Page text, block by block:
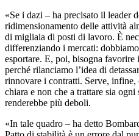
«Se i dazi – ha precisato il leader
ridimensionamento delle attività
di migliaia di posti di lavoro. È
differenziando i mercati:
esportare. E, poi, bisogna favorire
perché rilanciamo l’idea di
rinnovare i contratti. Serve, infine,
chiara e non che a trattare sia
renderebbe più deboli.
«In tale quadro – ha detto